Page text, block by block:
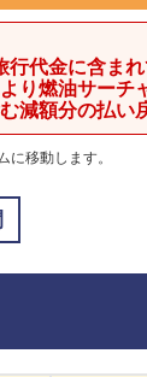
代金に含まれ
り燃油サーチ
減額分の払い
に移動します。